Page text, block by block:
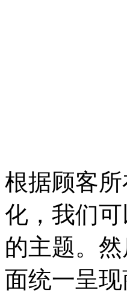
根据顾客
化，我们
的主题。
面统一呈